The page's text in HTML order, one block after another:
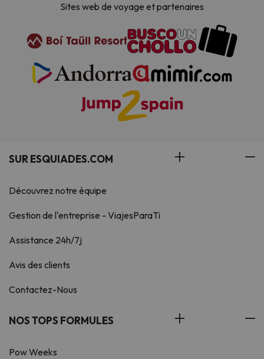
Sites web de voyage et partenaires
SUR ESQUIADES.COM
Découvrez notre équipe
Gestion de l'entreprise - ViajesParaTi
Assistance 24h/7j
Avis des clients
Contactez-Nous
NOS TOPS FORMULES
Pow Weeks